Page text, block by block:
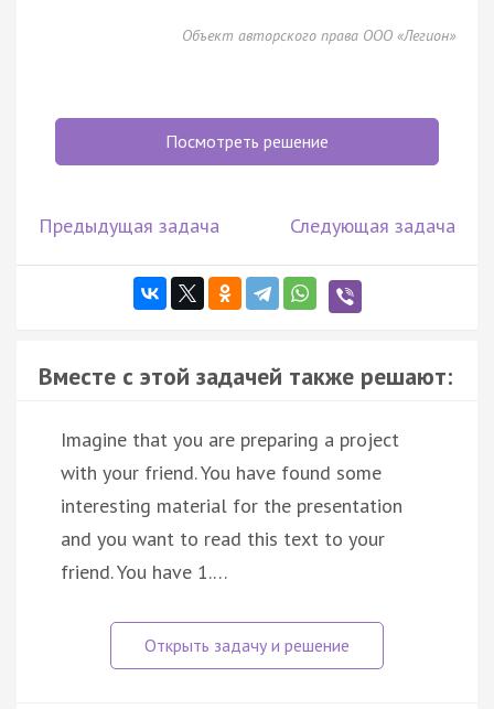
Объект авторского права ООО «Легион»
Посмотреть решение
Предыдущая задача Следующая задача
Вместе с этой задачей также решают:
Imagine that you are preparing a project
with your friend. You have found some
interesting material for the presentation
and you want to read this text to your
friend. You have 1.…